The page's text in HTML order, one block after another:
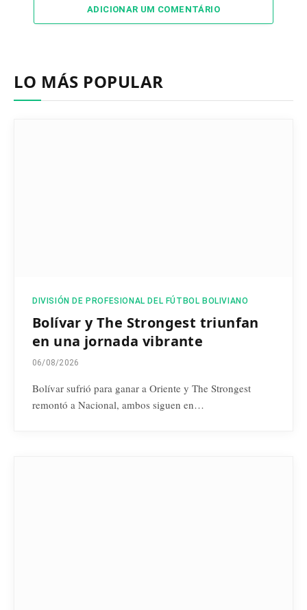
ADICIONAR UM COMENTÁRIO
LO MÁS POPULAR
DIVISIÓN DE PROFESIONAL DEL FÚTBOL BOLIVIANO
Bolívar y The Strongest triunfan
en una jornada vibrante
06/08/2026
Bolívar sufrió para ganar a Oriente y The Strongest
remontó a Nacional, ambos siguen en…